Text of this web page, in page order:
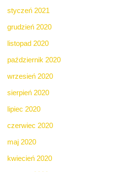
styczeń 2021
grudzień 2020
listopad 2020
październik 2020
wrzesień 2020
sierpień 2020
lipiec 2020
czerwiec 2020
maj 2020
kwiecień 2020